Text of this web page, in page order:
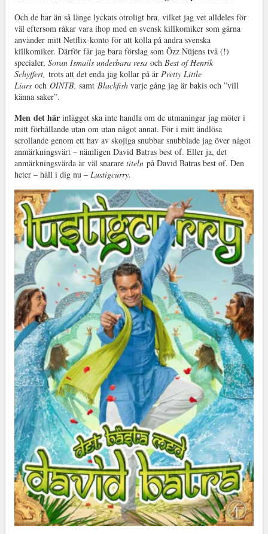
Och de har än så länge lyckats otroligt bra, vilket jag vet alldeles för
väl eftersom råkar vara ihop med en svensk killkomiker som gärna
använder mitt Netflix-konto för att kolla på andra svenska
killkomiker. Därför får jag bara förslag som Özz Nüjens två (!)
specialer, Soran Ismails underbara resaoch Best of Henrik
Schyffert, trots att det enda jag kollar på är Pretty Little
Liarsoch OINTB, samtBlackfishvarje gång jag är bakis och ”vill
känna saker”.
Men det härinlägget ska inte handla om de utmaningar jag möter i
mitt förhållande utan om utan något annat. För i mitt ändlösa
scrollande genom ett hav av skojiga snubbar snubblade jag över något
anmärkningsvärt – nämligen David Batras best of. Eller ja, det
anmärkningsvärda är väl snarare titeln på David Batras best of. Den
heter – håll i dig nu – Lustigcurry.